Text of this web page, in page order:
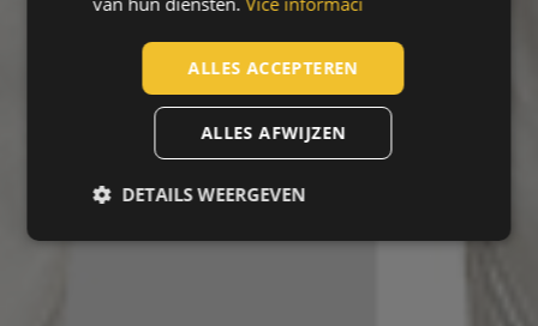
SPANISH
ALLES ACCEPTEREN
ALLES AFWIJZEN
DETAILS WEERGEVEN